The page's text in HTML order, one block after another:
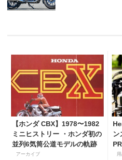
【ホンダ CBX】1978〜1982
ミニヒストリー ・ホンダ初の
並列6気筒公道モデルの軌跡
アーカイブ
ン